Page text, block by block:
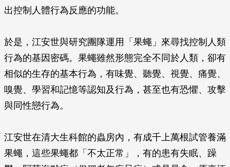
出控制人體行為反應的功能。
於是，江安世與研究團隊運用「果蠅」來尋找控制人類
行為的基因密碼。果蠅雖然形態完全不同於人類，卻有
相似的生存的基本行為，有味覺、聽覺、視覺、痛覺、
嗅覺、學習和記憶等認知及行為，甚至也有恐懼、攻擊
與同性戀行為。
江安世在清大生科館的蟲房內，有成千上萬根試管養滿
果蠅，這些果蠅都「不太正常」，有的患有失眠、躁